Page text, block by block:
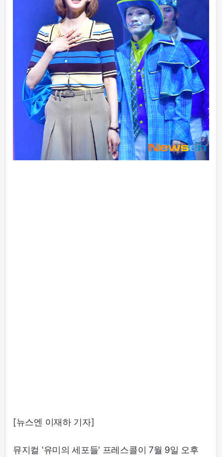
[뉴스엔 이재하 기자]
뮤지컬 '유미의 세포들' 프레스콜이 7월 9일 오후